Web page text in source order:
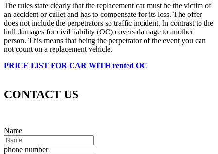
The rules state clearly that the replacement car must be the victim of
an accident or cullet and has to compensate for its loss. The offer
does not include the perpetrators so traffic incident. In contrast to the
hull damages for civil liability (OC) covers damage to another
person. This means that being the perpetrator of the event you can
not count on a replacement vehicle.
PRICE LIST FOR CAR WITH rented OC
CONTACT US
Name
phone number